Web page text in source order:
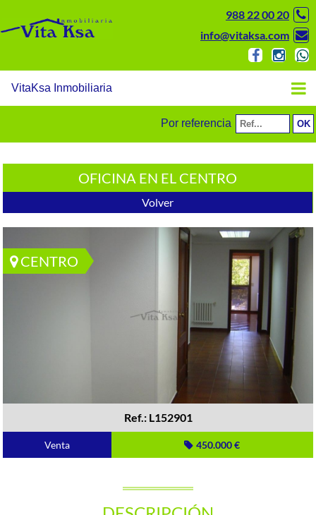
988 22 00 20
info@vitaksa.com
VitaKsa Inmobiliaria
Por referencia
OFICINA EN EL CENTRO
Volver
CENTRO
Ref.: L152901
Venta 450.000 €